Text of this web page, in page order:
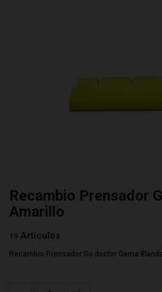
Recambio Prensador
Amarillo
19 Artículos
Recambio Prensador Go doctor Goma